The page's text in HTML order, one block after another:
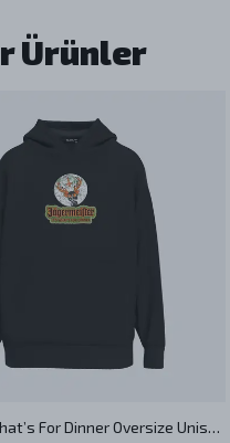
Ürünler
Shout It’s What’s For Dinner Oversize Unisex Hoodie